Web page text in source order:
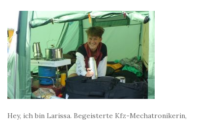
Hey, ich bin Larissa. Begeisterte Kfz-Mechatronikerin,